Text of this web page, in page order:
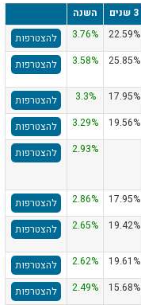
3 שנים
השנה
22.59%
3.76%
להצטרפות
25.85%
3.58% להצטרפות
17.95%
3.3%
להצטרפות
19.56%
3.29%
להצטרפות
2.93% להצטרפות
17.95%
2.86%
להצטרפות
19.42%
2.65% להצטרפות
19.61%
2.62%
להצטרפות
15.68%
2.49%
להצטרפות